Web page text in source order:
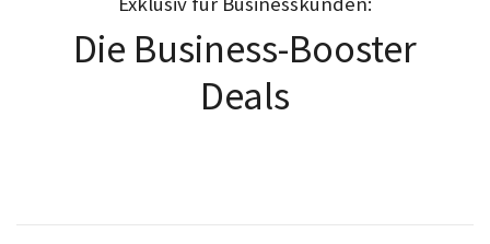
Die Business-Booster
Deals